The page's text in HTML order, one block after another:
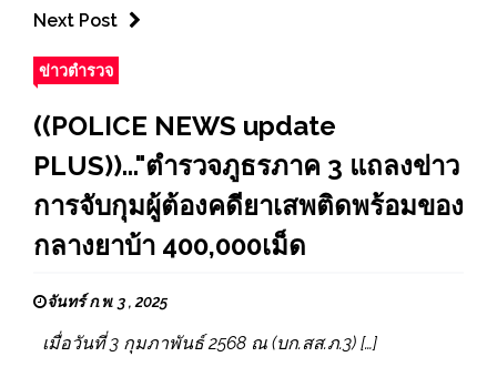
Next Post
ข่าวตำรวจ
((POLICE NEWS update
PLUS))..."ตำรวจภูธรภาค 3 แถลงข่าว
การจับกุมผู้ต้องคดียาเสพติดพร้อมของ
กลางยาบ้า 400,000เม็ด
จันทร์ ก.พ. 3 , 2025
เมื่อวันที่ 3 กุมภาพันธ์ 2568 ณ (บก.สส.ภ.3) […]